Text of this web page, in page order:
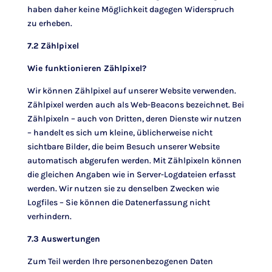
haben daher keine Möglichkeit dagegen Widerspruch
zu erheben.
7.2 Zählpixel
Wie funktionieren Zählpixel?
Wir können Zählpixel auf unserer Website verwenden.
Zählpixel werden auch als Web-Beacons bezeichnet. Bei
Zählpixeln – auch von Dritten, deren Dienste wir nutzen
– handelt es sich um kleine, üblicherweise nicht
sichtbare Bilder, die beim Besuch unserer Website
automatisch abgerufen werden. Mit Zählpixeln können
die gleichen Angaben wie in Server-Logdateien erfasst
werden. Wir nutzen sie zu denselben Zwecken wie
Logfiles – Sie können die Datenerfassung nicht
verhindern.
7.3 Auswertungen
Zum Teil werden Ihre personenbezogenen Daten